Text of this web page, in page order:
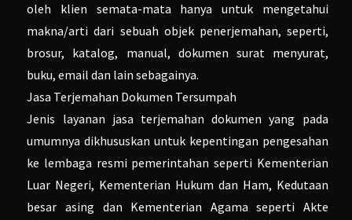
oleh klien semata-mata hanya untuk mengetahui
makna/arti dari sebuah objek penerjemahan, seperti,
brosur, katalog, manual, dokumen surat menyurat,
buku, email dan lain sebagainya.
Jasa Terjemahan Dokumen Tersumpah
Jenis layanan jasa terjemahan dokumen yang pada
umumnya dikhususkan untuk kepentingan pengesahan
ke lembaga resmi pemerintahan seperti Kementerian
Luar Negeri, Kementerian Hukum dan Ham, Kedutaan
besar asing dan Kementerian Agama seperti Akte